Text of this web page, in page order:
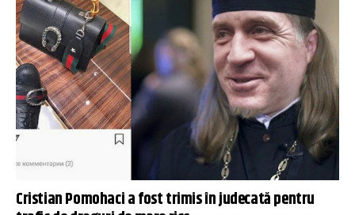
Cristian Pomohaci a fost trimis în judecată pentru